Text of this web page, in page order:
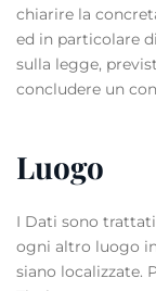
chiarire la
ed in particolare
sulla legge,
concludere un
Luogo
I Dati sono
ogni altro luogo
siano localizzate.